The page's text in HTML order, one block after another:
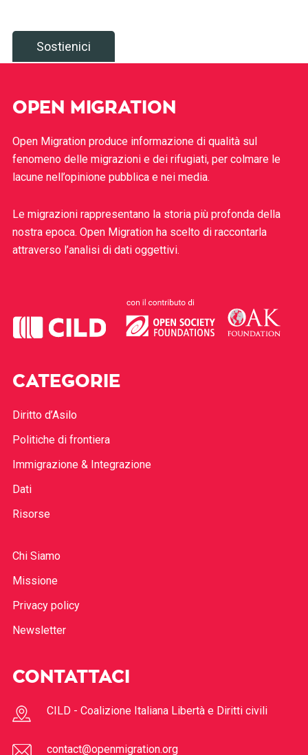
Sostienici
OPEN MIGRATION
Open Migration produce informazione di qualità sul
fenomeno delle migrazioni e dei rifugiati, per colmare le
lacune nell’opinione pubblica e nei media.
Le migrazioni rappresentano la storia più profonda della
nostra epoca. Open Migration ha scelto di raccontarla
attraverso l’analisi di dati oggettivi.
CATEGORIE
Diritto d’Asilo
Politiche di frontiera
Immigrazione & Integrazione
Dati
Risorse
Chi Siamo
Missione
Privacy policy
Newsletter
CONTATTACI
CILD - Coalizione Italiana Libertà e Diritti civili
contact@openmigration.org